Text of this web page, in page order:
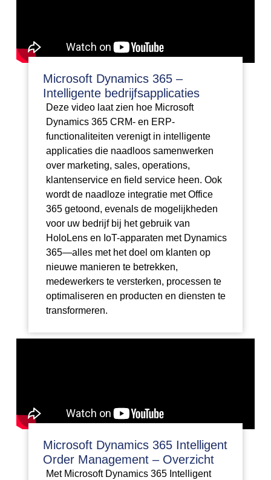
Microsoft Dynamics 365 –
Intelligente bedrijfsapplicaties
Deze video laat zien hoe Microsoft
Dynamics 365 CRM- en ERP-
functionaliteiten verenigt in intelligente
applicaties die naadloos samenwerken
over marketing, sales, operations,
klantenservice en field service heen. Ook
wordt de naadloze integratie met Office
365 getoond, evenals de mogelijkheden
voor uw bedrijf bij het gebruik van
HoloLens en IoT-apparaten met Dynamics
365—alles met het doel om klanten op
nieuwe manieren te betrekken,
medewerkers te versterken, processen te
optimaliseren en producten en diensten te
transformeren.
Microsoft Dynamics 365 Intelligent
Order Management – Overzicht
Met Microsoft Dynamics 365 Intelligent